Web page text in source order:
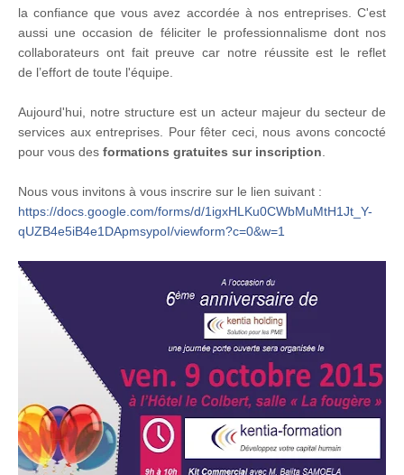
la confiance que vous avez accordée à nos entreprises. C'est
aussi une occasion de féliciter le professionnalisme dont nos
collaborateurs ont fait preuve car notre réussite est le reflet
de l’effort de toute l'équipe.
Aujourd'hui, notre structure est un acteur majeur du secteur de
services aux entreprises. Pour fêter ceci, nous avons concocté
pour vous des formations gratuites sur inscription
Nous vous invitons à vous inscrire sur le lien suivant :
https://docs.google.com/forms/d/1igxHLKu0CWbMuMtH1Jt_Y-
qUZB4e5iB4e1DApmsypoI/viewform?c=0&w=1